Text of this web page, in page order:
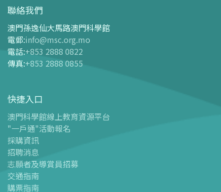
開放時間
交通指南
購票指南
- 網上購票
- 門票及優惠表
導覽圖
- 導覽圖
- 澳科館微定位導覽
場館設施
- 科學館兒童世界
- 展覽中心
- 天文館
聯絡我們
澳門孫逸仙大馬路澳門科學館
電郵:info@msc.org.mo
電話:+853 2888 0822
傳真:+853 2888 0855
快捷入口
澳門科學館線上教育資源平台
"一戶通"活動報名
採購資訊
招聘消息
志願者及導賞員招募
交通指南
購票指南